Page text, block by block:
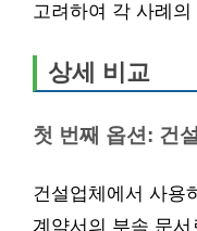
고려하여 각 사례
상세 비교
첫 번째 옵션: 건
건설업체에서 사용
계약서의 부속 문서